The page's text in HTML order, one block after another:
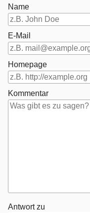
Name
E-Mail
Homepage
Kommentar
Antwort zu